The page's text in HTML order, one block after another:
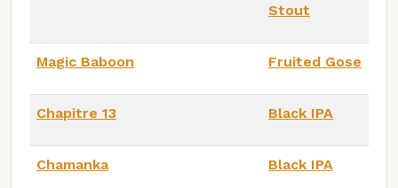
Stout
Magic Baboon Fruited Gose
Chapitre 13 Black IPA
Chamanka Black IPA